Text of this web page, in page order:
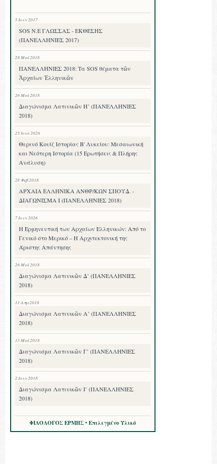
5 Ιουν 2017
SOS Ν.Ε ΓΛΩΣΣΑΣ - ΕΚΘΕΣΗΣ
(ΠΑΝΕΛΛΗΝΙΕΣ 2017)
28 Μαΐ 2018
ΠΑΝΕΛΛΗΝΙΕΣ 2018: Τα SOS θέματα τῶν
Ἀρχαίων Ἑλληνικῶν
26 Μαΐ 2018
Διαγώνισμα Λατινικῶν Η’ (ΠΑΝΕΛΛΗΝΙΕΣ
2018)
25 Ιουλ 2026
Θερινό Κουίζ Ιστορίας Β' Λυκείου: Μεσαιωνική
και Νεότερη Ιστορία (15 Ερωτήσεις & Πλήρης
Ανάλυση)
28 Φεβ 2018
ΑΡΧΑΙΑ ΕΛΛΗΝΙΚΑ ΑΝΘΡ/ΚΩΝ ΣΠΟΥΔ. -
ΔΙΑΓΩΝΙΣΜΑ I (ΠΑΝΕΛΛΗΝΙΕΣ 2018)
7 Ιουν 2026
Η Ερμηνευτική των Αρχαίων Ελληνικών: Από το
Γενικό στο Μερικό – Η Αρχιτεκτονική της
Άριστης Απάντησης
26 Μαΐ 2018
Διαγώνισμα Λατινικῶν Δ’ (ΠΑΝΕΛΛΗΝΙΕΣ
2018)
11 Απρ 2018
Διαγώνισμα Λατινικῶν Α’ (ΠΑΝΕΛΛΗΝΙΕΣ
2018)
13 Μαΐ 2018
Διαγώνισμα Λατινικῶν Γ’ (ΠΑΝΕΛΛΗΝΙΕΣ
2018)
2 Ιουν 2018
Διαγώνισμα Λατινικῶν Ι’ (ΠΑΝΕΛΛΗΝΙΕΣ
2018)
ΦΙΛΟΛΟΓΟΣ ΕΡΜΗΣ • Επιλεγμένο Υλικό